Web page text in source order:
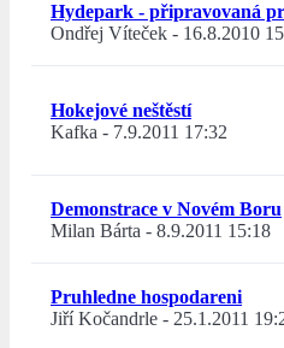
Hydepark - připravovaná
Ondřej Víteček - 16.8.2010
Hokejové neštěstí
Kafka - 7.9.2011 17:32
Demonstrace v Novém Boru
Milan Bárta - 8.9.2011 15:18
Pruhledne hospodareni
Jiří Kočandrle - 25.1.2011